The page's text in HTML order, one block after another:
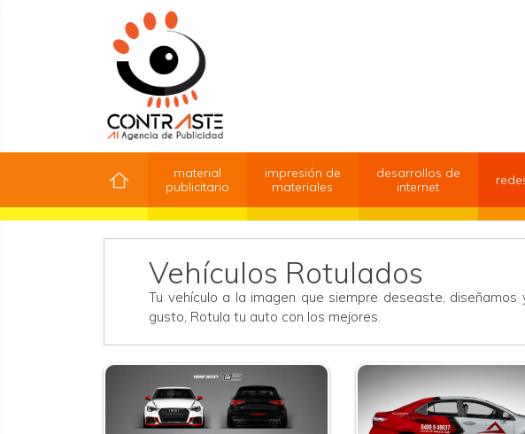
material
publicitario
impresión de
materiales
desarrollos de
internet
Vehículos Rotulados
Tu vehículo a la imagen que siempre deseaste,
gusto, Rotula tu auto con los mejores.